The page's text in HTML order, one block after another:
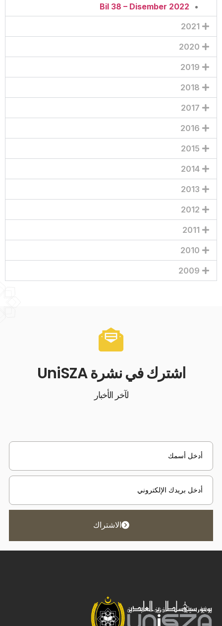
Bil 38 – Disember 2022
2021
2020
2019
2018
2017
2016
2015
2014
2013
2012
2011
2010
2009
اشترك في نشرة UniSZA
لآخر الأخبار
الاشتراك